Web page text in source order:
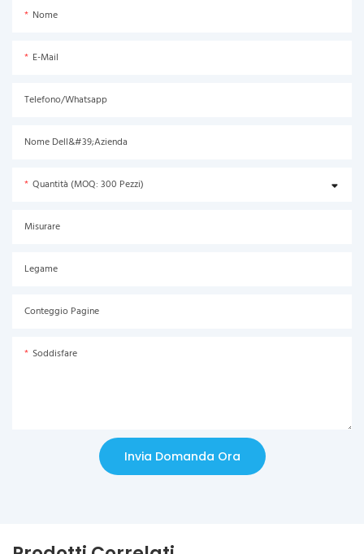
Nome
E-Mail
Telefono/Whatsapp
Nome Dell&#39;azienda
Quantità (MOQ: 300 Pezzi)
Misurare
Legame
Conteggio Pagine
Soddisfare
Invia Domanda Ora